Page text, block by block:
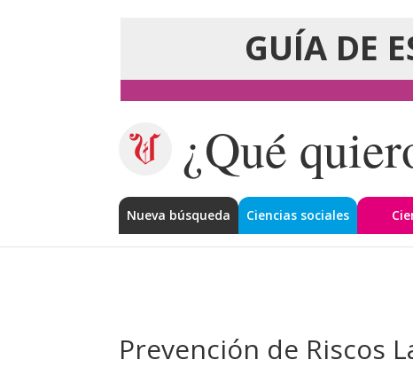
GUÍA DE
¿Qué
Nueva búsqueda Ciencias sociales
Prevención de Riscos